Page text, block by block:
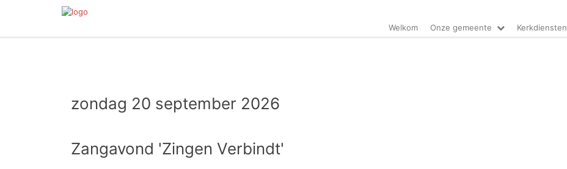
Welkom Onze gemeente Kerkdiensten
zondag 20 september 2026
Zangavond 'Zingen Verbindt'